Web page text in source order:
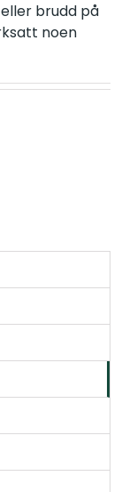
brudd på
noen